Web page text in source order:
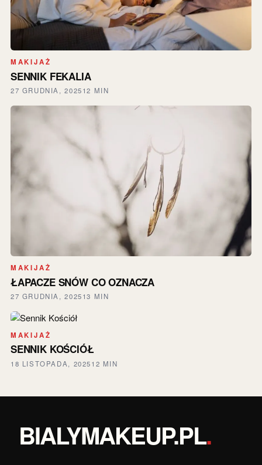
MAKIJAŻ
SENNIK FEKALIA
27 GRUDNIA, 202512 MIN
MAKIJAŻ
ŁAPACZE SNÓW CO OZNACZA
27 GRUDNIA, 202513 MIN
MAKIJAŻ
SENNIK KOŚCIÓŁ
18 LISTOPADA, 202512 MIN
BIALYMAKEUP.PL.